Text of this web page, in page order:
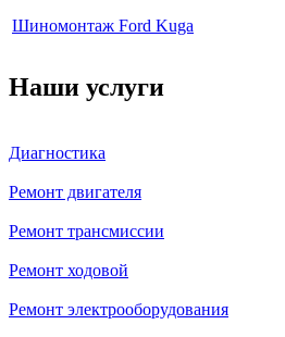
Шиномонтаж Ford Kuga
Наши услуги
Диагностика
Ремонт двигателя
Ремонт трансмиссии
Ремонт ходовой
Ремонт электрооборудования